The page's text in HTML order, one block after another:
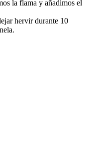
la flama y añadimos el
hervir durante 10